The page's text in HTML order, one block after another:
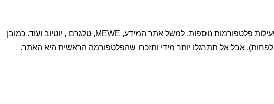
לכן כדאי לזכור שיש לפעילות פלטפורמות נוספות, למשל אתר המידע, MEWE, טלגרם , יוטיוב ועוד. כמובן
לפחות), אבל אל תתרגלו יותר מידי ותזכרו שהפלטפורמה הראשית היא האתר.